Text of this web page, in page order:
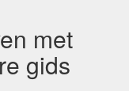
met
gids